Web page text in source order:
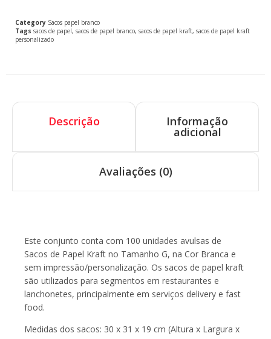
Category Sacos papel branco
Tags sacos de papel, sacos de papel branco, sacos de papel kraft, sacos de papel kraft
personalizado
Descrição Informação
adicional
Avaliações (0)
Este conjunto conta com 100 unidades avulsas de
Sacos de Papel Kraft no Tamanho G, na Cor Branca e
sem impressão/personalização. Os sacos de papel kraft
são utilizados para segmentos em restaurantes e
lanchonetes, principalmente em serviços delivery e fast
food.
Medidas dos sacos: 30 x 31 x 19 cm (Altura x Largura x